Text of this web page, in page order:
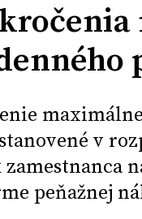
v
peňažnej